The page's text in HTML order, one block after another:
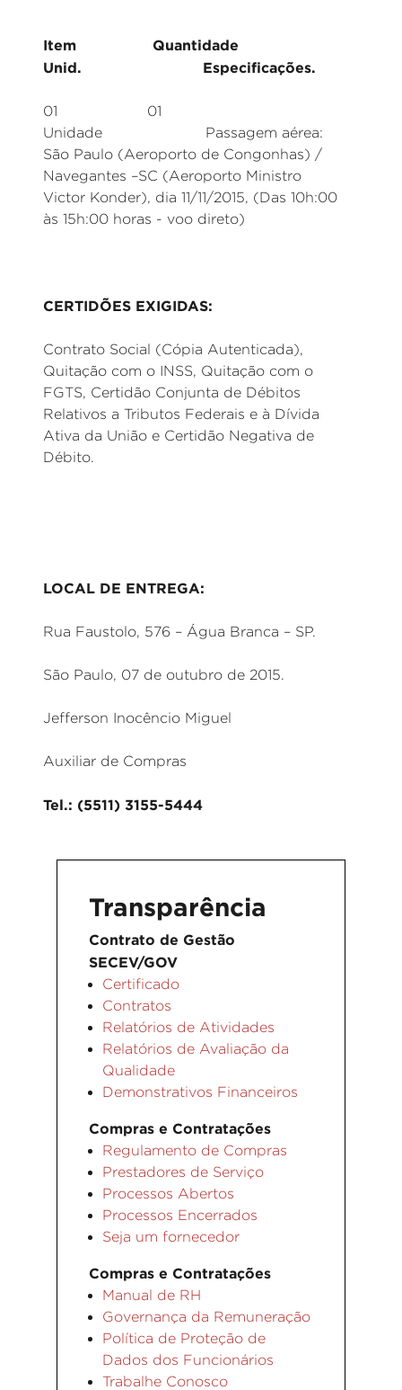
Item Quantidade
Unid. Especificações.
01 01
Unidade Passagem aérea:
São Paulo (Aeroporto de Congonhas) /
Navegantes –SC (Aeroporto Ministro
Victor Konder), dia 11/11/2015, (Das 10h:00
às 15h:00 horas - voo direto)
CERTIDÕES EXIGIDAS:
Contrato Social (Cópia Autenticada),
Quitação com o INSS, Quitação com o
FGTS, Certidão Conjunta de Débitos
Relativos a Tributos Federais e à Dívida
Ativa da União e Certidão Negativa de
Débito.
LOCAL DE ENTREGA:
Rua Faustolo, 576 – Água Branca – SP.
São Paulo, 07 de outubro de 2015.
Jefferson Inocêncio Miguel
Auxiliar de Compras
Tel.: (5511) 3155-5444
Transparência
Contrato de Gestão
SECEV/GOV
Certificado
Contratos
Relatórios de Atividades
Relatórios de Avaliação da
Qualidade
Demonstrativos Financeiros
Compras e Contratações
Regulamento de Compras
Prestadores de Serviço
Processos Abertos
Processos Encerrados
Seja um fornecedor
Compras e Contratações
Manual de RH
Governança da Remuneração
Política de Proteção de
Dados dos Funcionários
Trabalhe Conosco